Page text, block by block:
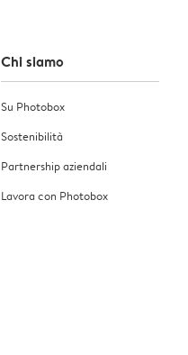
Chi siamo
Su Photobox
Sostenibilità
Partnership aziendali
Lavora con Photobox